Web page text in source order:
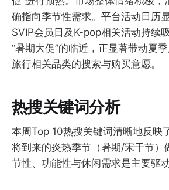
确指向季节性需求。平台活动日历
SVIP会员日及K-pop相关活动持续
“暑期大促”的临近，正显著带动夏
旅行相关品类的搜索与购买意愿。
热搜关键词分析
本周Top 10热搜关键词清晰地反映
将到来的炎热季节（暑期/宋干节）
节性、功能性与休闲需求是主要驱动